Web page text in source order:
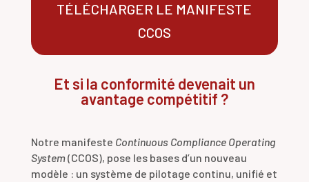
TÉLÉCHARGER LE MANIFESTE
CCOS
Et si la conformité devenait un
avantage compétitif ?
Notre manifeste Continuous Compliance Operating
System(CCOS), pose les bases d’un nouveau
modèle : un système de pilotage continu, unifié et